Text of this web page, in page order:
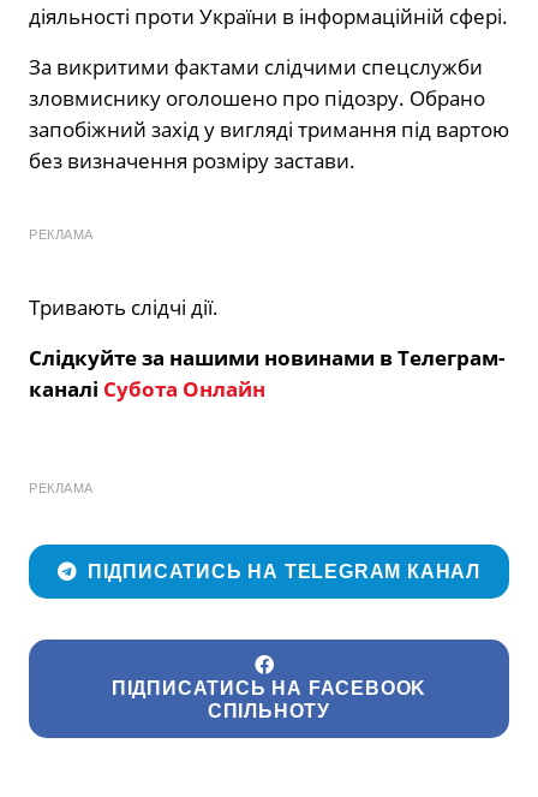
діяльності проти України в інформаційній сфері.
За викритими фактами слідчими спецслужби
зловмиснику оголошено про підозру. Обрано
запобіжний захід у вигляді тримання під вартою
без визначення розміру застави.
РЕКЛАМА
Тривають слідчі дії.
Слідкуйте за нашими новинами в Телеграм-
каналі Субота Онлайн
РЕКЛАМА
ПІДПИСАТИСЬ НА TELEGRAM КАНАЛ
ПІДПИСАТИСЬ НА FACEBOOK
СПІЛЬНОТУ